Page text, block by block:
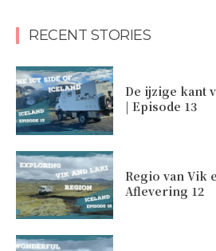
RECENT STORIES
De ijzige kant
| Episode 13
Regio van Vik
Aflevering 12